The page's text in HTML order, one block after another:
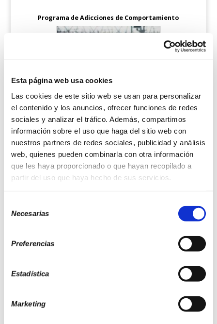
Esta página web usa cookies
Las cookies de este sitio web se usan para personalizar
el contenido y los anuncios, ofrecer funciones de redes
sociales y analizar el tráfico. Además, compartimos
información sobre el uso que haga del sitio web con
nuestros partners de redes sociales, publicidad y análisis
web, quienes pueden combinarla con otra información
que les haya proporcionado o que hayan recopilado a
partir del uso que haya hecho de sus servicios.
deNecesarias
Preferencias
Estadística
Marketing
Programa de Adicciones de Comportamiento